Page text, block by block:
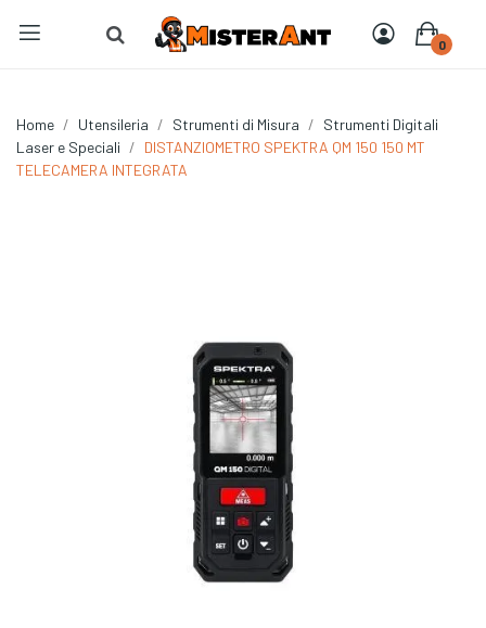
0
Home Utensileria Strumenti di Misura
Strumenti Digitali
Laser e Speciali
DISTANZIOMETRO SPEKTRA QM 150 150 MT
TELECAMERA INTEGRATA